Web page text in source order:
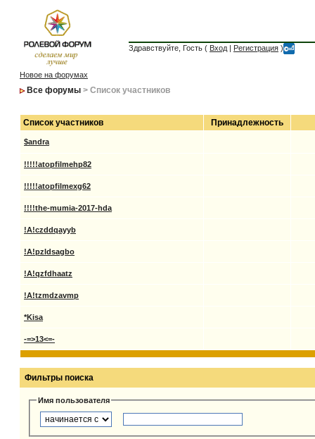
Здравствуйте, Гость ( Вход | Регистрация )
Новое на форумах
Все форумы > Список участников
Список участников Принадлежность
$andra
!!!!!atopfilmehp82
!!!!!atopfilmexg62
!!!!the-mumia-2017-hda
!A!czddqayyb
!A!pzldsagbo
!A!qzfdhaatz
!A!tzmdzavmp
*Kisa
-=>13<=-
Фильтры поиска
Имя пользователя